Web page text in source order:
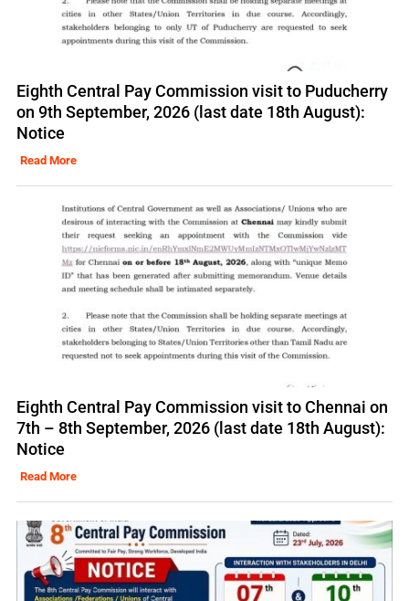
Eighth Central Pay Commission visit to Puducherry
on 9th September, 2026 (last date 18th August):
Notice
Read More
Eighth Central Pay Commission visit to Chennai on
7th – 8th September, 2026 (last date 18th August):
Notice
Read More